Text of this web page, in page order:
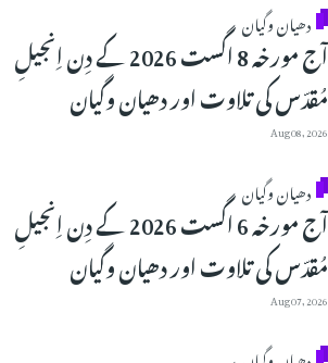
دھیان وگیان
آج مورخہ 8 اگست 2026 کے دِن اِنجیلِ
مُقدّس کی تلاوت اور دھیان وگیان
Aug 08, 2026
دھیان وگیان
آج مورخہ 6 اگست 2026 کے دِن اِنجیلِ
مُقدّس کی تلاوت اور دھیان وگیان
Aug 07, 2026